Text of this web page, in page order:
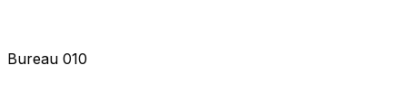
Bureau 010